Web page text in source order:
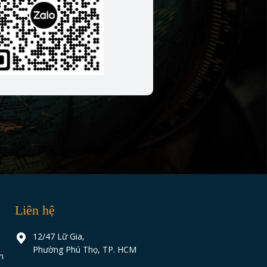
Liên hệ
12/47 Lữ Gia,
Phường Phú Thọ, TP. HCM